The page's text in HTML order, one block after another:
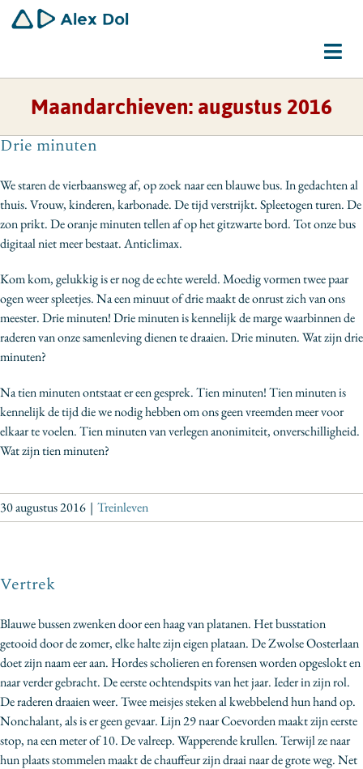
naar
Dirigent
Gemeenschapswerker
Bio
Contact
Maandarchieven:augustus 2016
Drie minuten
We staren de vierbaansweg af, op zoek naar een blauwe bus. In gedachten al
thuis. Vrouw, kinderen, karbonade. De tijd verstrijkt. Spleetogen turen. De
zon prikt. De oranje minuten tellen af op het gitzwarte bord. Tot onze bus
digitaal niet meer bestaat. Anticlimax.
Kom kom, gelukkig is er nog de echte wereld. Moedig vormen twee paar
ogen weer spleetjes. Na een minuut of drie maakt de onrust zich van ons
meester. Drie minuten! Drie minuten is kennelijk de marge waarbinnen de
raderen van onze samenleving dienen te draaien. Drie minuten. Wat zijn drie
minuten?
Na tien minuten ontstaat er een gesprek. Tien minuten! Tien minuten is
kennelijk de tijd die we nodig hebben om ons geen vreemden meer voor
elkaar te voelen. Tien minuten van verlegen anonimiteit, onverschilligheid.
Wat zijn tien minuten?
30 augustus 2016 | Treinleven
Vertrek
Blauwe bussen zwenken door een haag van platanen. Het busstation
getooid door de zomer, elke halte zijn eigen plataan. De Zwolse Oosterlaan
doet zijn naam eer aan. Hordes scholieren en forensen worden opgeslokt en
naar verder gebracht. De eerste ochtendspits van het jaar. Ieder in zijn rol.
De raderen draaien weer. Twee meisjes steken al kwebbelend hun hand op.
Nonchalant, als is er geen gevaar. Lijn 29 naar Coevorden maakt zijn eerste
stop, na een meter of 10. De valreep. Wapperende krullen. Terwijl ze naar
hun plaats stommelen maakt de chauffeur zijn draai naar de grote weg. Net